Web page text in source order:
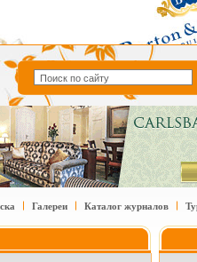
Галереи Каталог журналов